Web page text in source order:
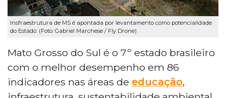
Insfraestrutura de MS é apontada por levantamento como potencialidade
do Estado. (Foto: Gabriel Marchese / Fly Drone)
Mato Grosso do Sul é o 7º estado brasileiro
com o melhor desempenho em 86
indicadores nas áreas de educação,